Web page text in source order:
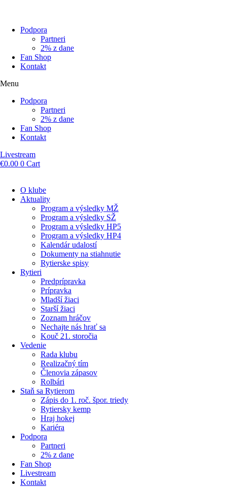
Podpora
Partneri
2% z dane
Fan Shop
Kontakt
Menu
Podpora
Partneri
2% z dane
Fan Shop
Kontakt
Livestream
€0.00 0 Cart
O klube
Aktuality
Program a výsledky MŽ
Program a výsledky SŽ
Program a výsledky HP5
Program a výsledky HP4
Kalendár udalostí
Dokumenty na stiahnutie
Rytierske spisy
Rytieri
Predprípravka
Prípravka
Mladší žiaci
Starší žiaci
Zoznam hráčov
Nechajte nás hrať sa
Kouč 21. storočia
Vedenie
Rada klubu
Realizačný tím
Členovia zápasov
Rolbári
Staň sa Rytierom
Zápis do 1. roč. špor. triedy
Rytiersky kemp
Hraj hokej
Kariéra
Podpora
Partneri
2% z dane
Fan Shop
Livestream
Kontakt